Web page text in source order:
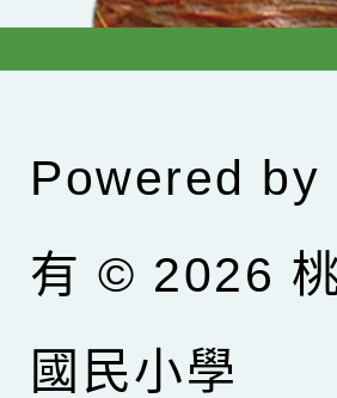
Powered by
有 © 2026
國民小學